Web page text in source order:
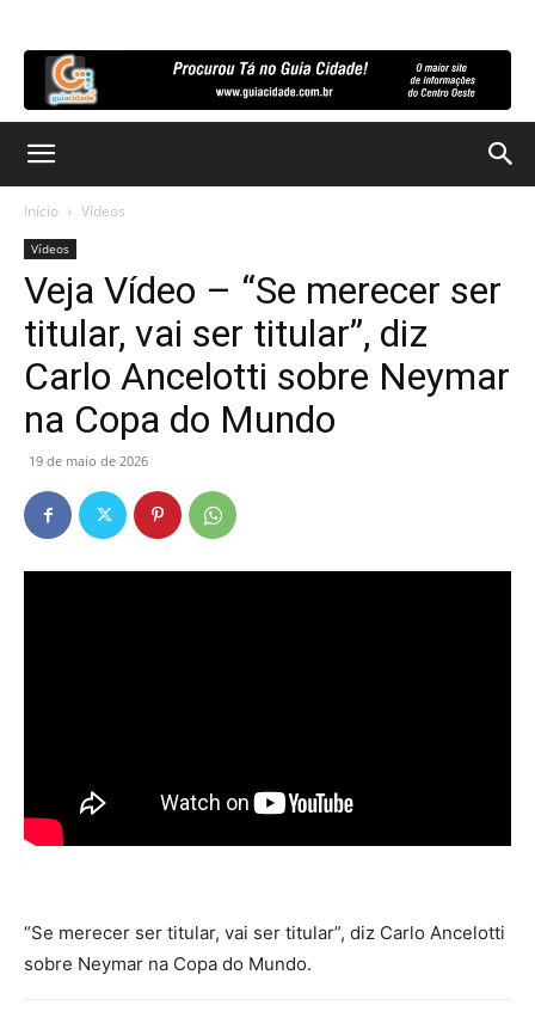
Início Vídeos
Vídeos
Veja Vídeo – “Se merecer ser
titular, vai ser titular”, diz
Carlo Ancelotti sobre Neymar
na Copa do Mundo
19 de maio de 2026
“Se merecer ser titular, vai ser titular”, diz Carlo Ancelotti
sobre Neymar na Copa do Mundo.